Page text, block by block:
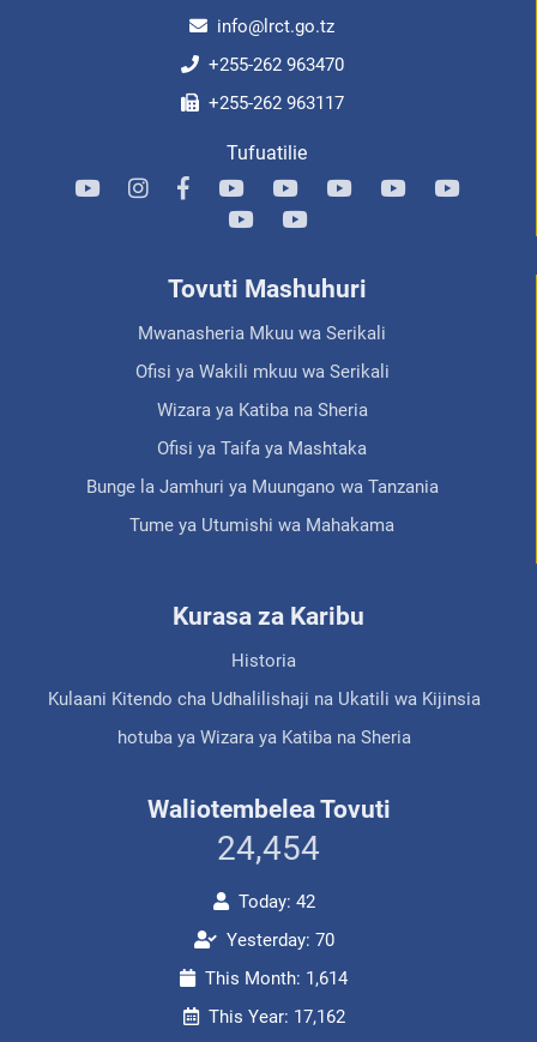
info@lrct.go.tz
+255-262 963470
+255-262 963117
Tufuatilie
Tovuti Mashuhuri
Mwanasheria Mkuu wa Serikali
Ofisi ya Wakili mkuu wa Serikali
Wizara ya Katiba na Sheria
Ofisi ya Taifa ya Mashtaka
Bunge la Jamhuri ya Muungano wa Tanzania
Tume ya Utumishi wa Mahakama
Kurasa za Karibu
Historia
Kulaani Kitendo cha Udhalilishaji na Ukatili wa Kijinsia
hotuba ya Wizara ya Katiba na Sheria
Waliotembelea Tovuti
24,454
Today: 42
Yesterday: 70
This Month: 1,614
This Year: 17,162